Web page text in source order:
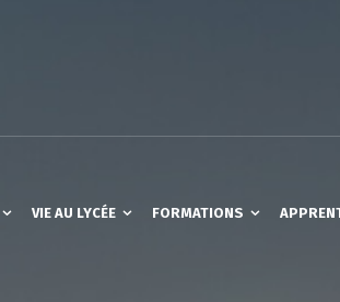
VIE AU LYCÉE FORMATIONS